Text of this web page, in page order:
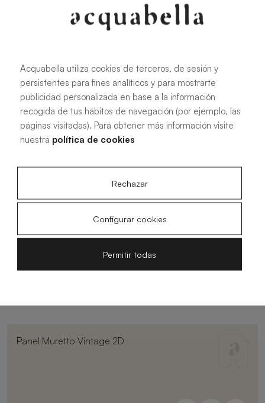
1.64 MB PDF
Plano técnico panel Muretto
Panel Muretto Vintage 2D
Acquabella utiliza cookies de terceros, de sesión y
persistentes para fines analíticos y para mostrarte
publicidad personalizada en base a la información
recogida de tus hábitos de navegación (por ejemplo, las
páginas visitadas). Para obtener más información visite
nuestra política de cookies
Rechazar
Configurar cookies
Permitir todas